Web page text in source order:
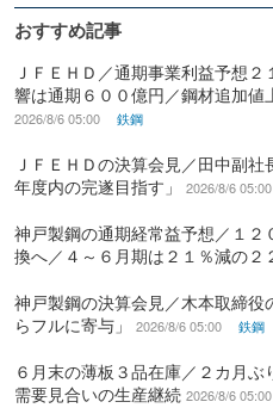
おすすめ記事
ＪＦＥＨＤ／通期事業利益予想
響は通期６００億円／鋼材追加値
2026/8/6 05:00 鉄鋼
ＪＦＥＨＤの決算会見／田中副
年度内の完遂目指す」
2026/8/6 05:00
神戸製鋼の通期経常益予想／１
換へ／４～６月期は２１％減の２
神戸製鋼の決算会見／木本取締
らフルに寄与」
2026/8/6 05:00 鉄鋼
６月末の薄板３品在庫／２カ月ぶ
需要見合いの生産継続 2026/8/6 05:00